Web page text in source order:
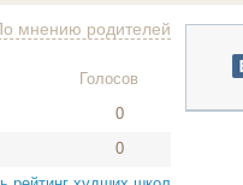
мнению родителей
Голосов
0
0